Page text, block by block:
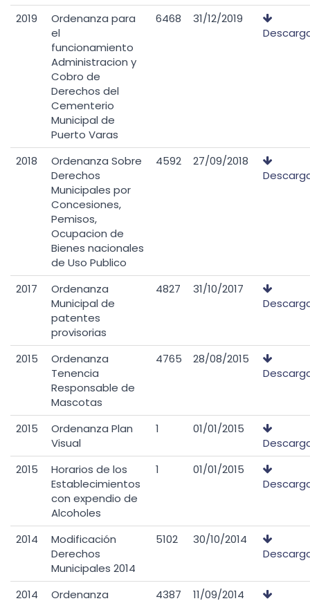
2019
Ordenanza para
el
funcionamiento
Administracion y
Cobro de
Derechos del
Cementerio
Municipal de
Puerto Varas
6468
31/12/2019
2018
Ordenanza Sobre
Derechos
Municipales por
Concesiones,
Pemisos,
Ocupacion de
Bienes nacionales
de Uso Publico
4592
27/09/2018
2017
Ordenanza
Municipal de
patentes
provisorias
4827
31/10/2017
2015
Ordenanza
Tenencia
Responsable de
Mascotas
4765
28/08/2015
2015
Ordenanza Plan
Visual
1
01/01/2015
2015
Horarios de los
Establecimientos
con expendio de
Alcoholes
1
01/01/2015
2014
Modificación
Derechos
Municipales 2014
5102
30/10/2014
2014 Ordenanza 4387 11/09/2014